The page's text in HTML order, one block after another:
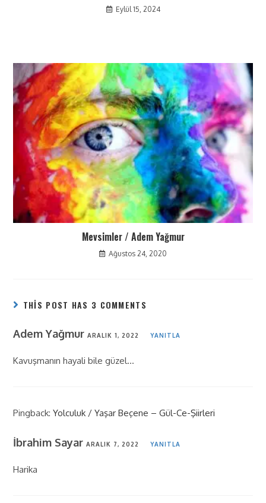
Eylül 15, 2024
Mevsimler / Adem Yağmur
Ağustos 24, 2020
THIS POST HAS 3 COMMENTS
Adem YağmurARALIK 1, 2022 YANITLA
Kavuşmanın hayali bile güzel…
Pingback:Yolculuk / Yaşar Beçene – Gül-Ce-Şiirleri
İbrahim SayarARALIK 7, 2022 YANITLA
Harika